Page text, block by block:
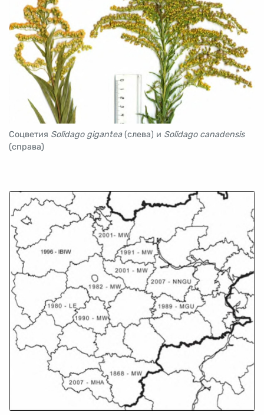
Соцветия Solidago gigantea(слева) и Solidago canadensis
(справа)